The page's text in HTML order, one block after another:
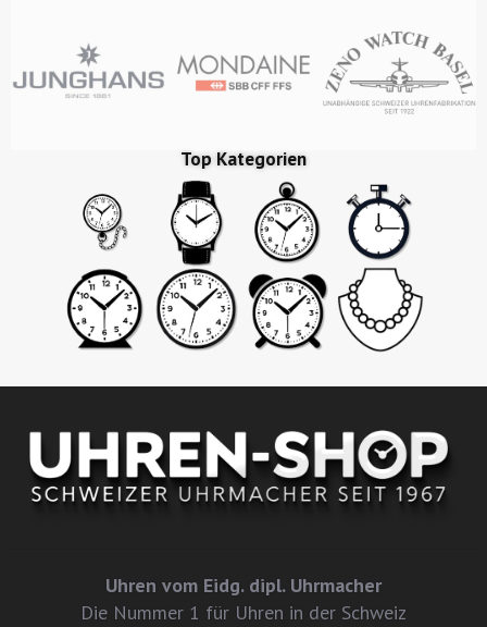
Top Kategorien
Uhren vom Eidg. dipl. Uhrmacher
Die Nummer 1 für Uhren in der Schweiz